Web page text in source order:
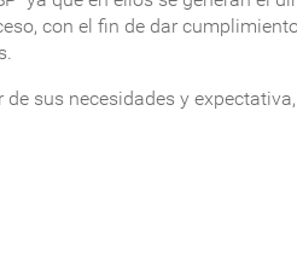
con el fin de dar
sus necesidades y